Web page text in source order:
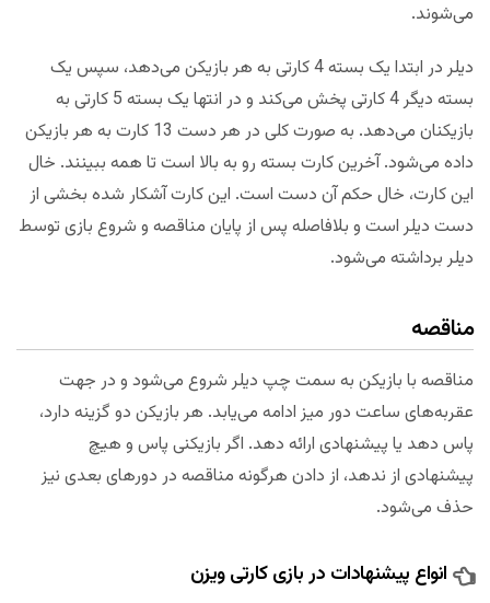
می‌شوند.
دیلر در ابتدا یک بسته 4 کارتی به هر بازیکن می‌دهد، سپس یک
بسته دیگر 4 کارتی پخش می‌کند و در انتها یک بسته 5 کارتی به
بازیکنان می‌دهد. به صورت کلی در هر دست 13 کارت به هر بازیکن
داده می‌شود. آخرین کارت بسته رو به بالا است تا همه ببینند. خال
این کارت، خال حکم آن دست است. این کارت آشکار شده بخشی از
دست دیلر است و بلافاصله پس از پایان مناقصه و شروع بازی توسط
دیلر برداشته می‌شود.
مناقصه
مناقصه با بازیکن به سمت چپ دیلر شروع می‌شود و در جهت
عقربه‌های ساعت دور میز ادامه می‌یابد. هر بازیکن دو گزینه دارد،
پاس دهد یا پیشنهادی ارائه دهد. اگر بازیکنی پاس و هیچ
پیشنهادی از ندهد، از دادن هرگونه مناقصه در دورهای بعدی نیز
حذف می‌شود.
انواع پیشنهادات در بازی کارتی ویزن